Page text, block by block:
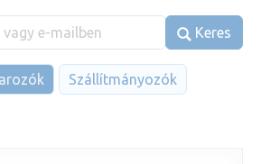
Keres
Szállítmányozók